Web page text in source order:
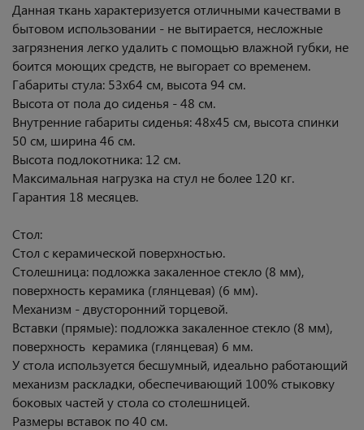
Данная ткань характеризуется отличными качествами в
бытовом использовании - не вытирается, несложные
загрязнения легко удалить с помощью влажной губки, не
боится моющих средств, не выгорает со временем.
Габариты стула: 53х64 см, высота 94 см.
Высота от пола до сиденья - 48 см.
Внутренние габариты сиденья: 48х45 см, высота спинки
50 см, ширина 46 см.
Высота подлокотника: 12 см.
Максимальная нагрузка на стул не более 120 кг.
Гарантия 18 месяцев.
Стол:
Стол с керамической поверхностью.
Столешница: подложка закаленное стекло (8 мм),
поверхность керамика (глянцевая) (6 мм).
Механизм - двусторонний торцевой.
Вставки (прямые): подложка закаленное стекло (8 мм),
поверхность керамика (глянцевая) 6 мм.
У стола используется бесшумный, идеально работающий
механизм раскладки, обеспечивающий 100% стыковку
боковых частей у стола со столешницей.
Размеры вставок по 40 см.